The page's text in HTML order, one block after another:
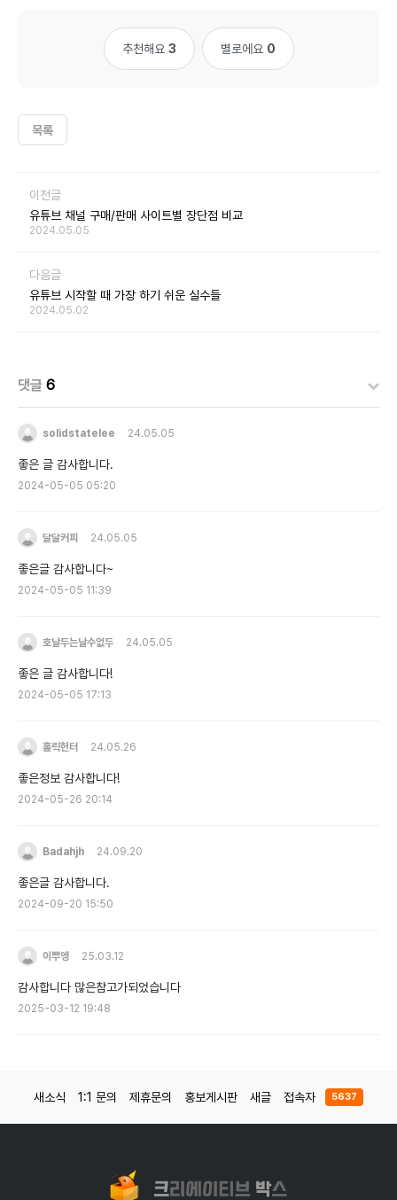
추천해요 3 별로에요 0
목록
이전글
유튜브 채널 구매/판매 사이트별 장단점 비교
2024.05.05
다음글
유튜브 시작할 때 가장 하기 쉬운 실수들
2024.05.02
댓글 6
solidstatelee 24.05.05
좋은 글 감사합니다.
2024-05-05 05:20
달달커피 24.05.05
좋은글 감사합니다~
2024-05-05 11:39
호날두는날수없두 24.05.05
좋은 글 감사합니다!
2024-05-05 17:13
홀릭헌터 24.05.26
좋은정보 감사합니다!
2024-05-26 20:14
Badahjh 24.09.20
좋은글 감사합니다.
2024-09-20 15:50
이뿌엥 25.03.12
감사합니다 많은참고가되었습니다
2025-03-12 19:48
새소식 1:1 문의 제휴문의 홍보게시판 새글 접속자 5637